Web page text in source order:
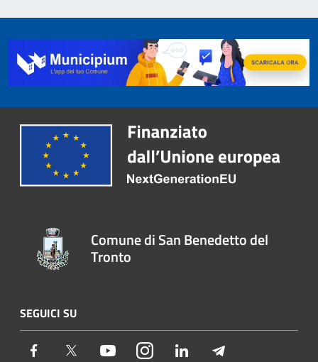
Comune di San Benedetto del
Tronto
SEGUICI SU
Facebook Twitter YoutubeInstagramLinkedIn